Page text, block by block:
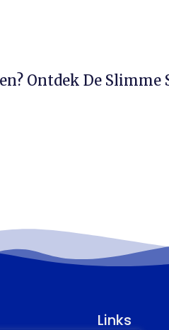
Links